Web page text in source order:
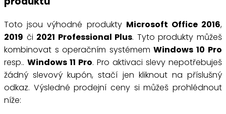
Toto jsou výhodné produkty Microsoft Office 2016,
2019 či 2021 Professional Plus. Tyto produkty můžeš
kombinovat s operačním systémem Windows 10 Pro
resp.. Windows 11 Pro. Pro aktivaci slevy nepotřebuješ
žádný slevový kupón,stačí jen kliknout na příslušný
odkaz. Výsledné prodejní ceny si můžeš prohlédnout
níže: